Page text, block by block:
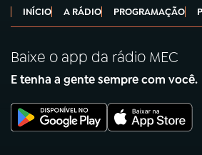
INÍCIO A RÁDIO PROGRAMAÇÃO
Baixe o app da rádio MEC
E tenha a gente sempre com você.